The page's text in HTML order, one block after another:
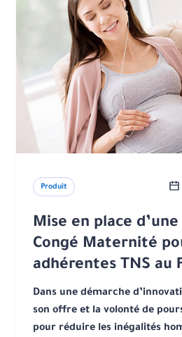
Produit
Mise en place
Congé Maternité
adhérentes TNS au
Dans une démarche
son offre et la volonté de
pour réduire les inégalités